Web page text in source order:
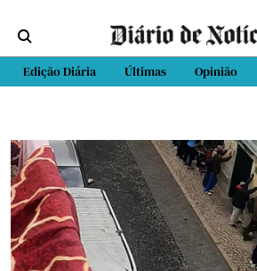
Edição Diária Últimas Opinião